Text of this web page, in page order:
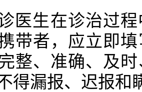
医生在诊治过
带者，应立即
整、准确、及
得漏报、迟报和